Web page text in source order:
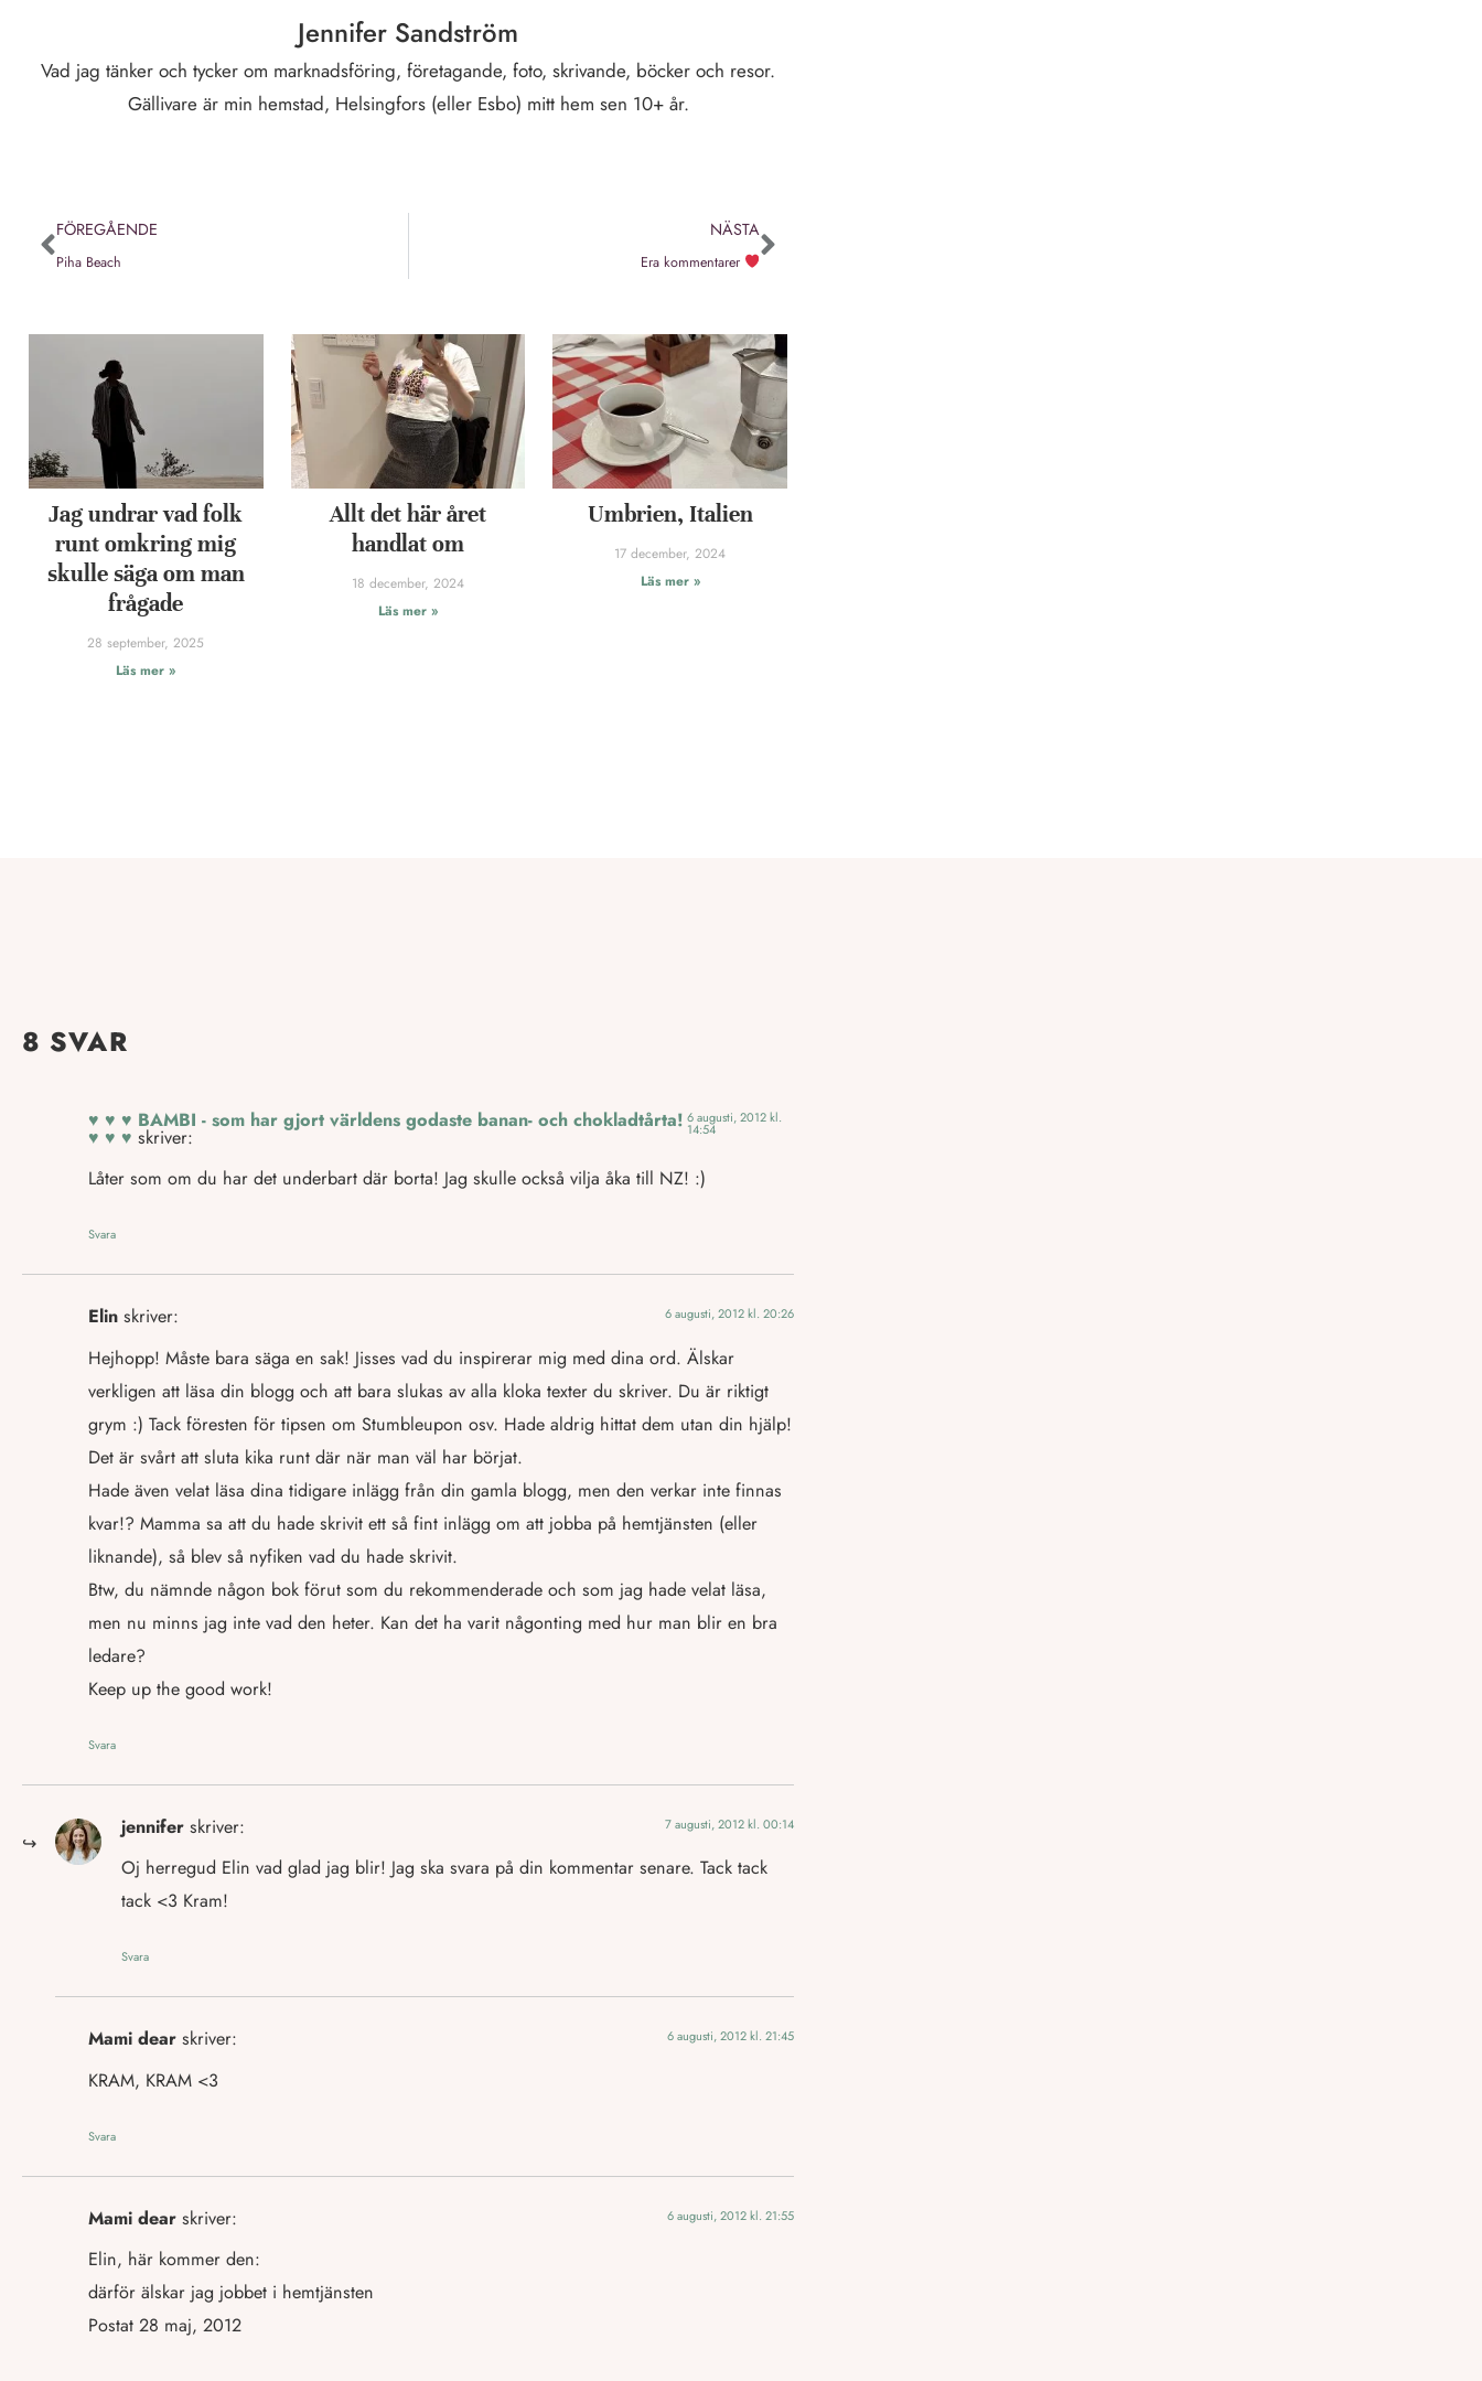
Jennifer Sandström
Vad jag tänker och tycker om marknadsföring, företagande, foto, skrivande, böcker och resor.
Gällivare är min hemstad, Helsingfors (eller Esbo) mitt hem sen 10+ år.
FÖREGÅENDE
Piha Beach
NÄSTA
Era kommentarer
Jag undrar vad folk
runt omkring mig
skulle säga om man
frågade
28 september, 2025
Läs mer »
Allt det här året
handlat om
18 december, 2024
Läs mer »
Umbrien, Italien
17 december, 2024
Läs mer »
8 SVAR
♥ ♥ ♥ BAMBI - som har gjort världens godaste banan- och chokladtårta!
♥ ♥ ♥ skriver:
6 augusti, 2012 kl.
14:54
Låter som om du har det underbart där borta! Jag skulle också vilja åka till NZ! :)
Svara
Elin skriver: 6 augusti, 2012 kl. 20:26
Hejhopp! Måste bara säga en sak! Jisses vad du inspirerar mig med dina ord. Älskar
verkligen att läsa din blogg och att bara slukas av alla kloka texter du skriver. Du är riktigt
grym :) Tack föresten för tipsen om Stumbleupon osv. Hade aldrig hittat dem utan din hjälp!
Det är svårt att sluta kika runt där när man väl har börjat.
Hade även velat läsa dina tidigare inlägg från din gamla blogg, men den verkar inte finnas
kvar!? Mamma sa att du hade skrivit ett så fint inlägg om att jobba på hemtjänsten (eller
liknande), så blev så nyfiken vad du hade skrivit.
Btw, du nämnde någon bok förut som du rekommenderade och som jag hade velat läsa,
men nu minns jag inte vad den heter. Kan det ha varit någonting med hur man blir en bra
ledare?
Keep up the good work!
Svara
jennifer skriver: 7 augusti, 2012 kl. 00:14
Oj herregud Elin vad glad jag blir! Jag ska svara på din kommentar senare. Tack tack
tack <3 Kram!
Svara
Mami dear skriver: 6 augusti, 2012 kl. 21:45
KRAM, KRAM <3
Svara
Mami dear skriver: 6 augusti, 2012 kl. 21:55
Elin, här kommer den:
därför älskar jag jobbet i hemtjänsten
Postat 28 maj, 2012